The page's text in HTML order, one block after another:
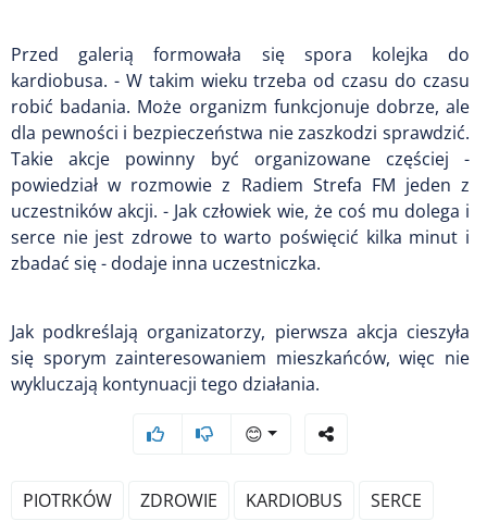
Przed galerią formowała się spora kolejka do
kardiobusa. - W takim wieku trzeba od czasu do czasu
robić badania. Może organizm funkcjonuje dobrze, ale
dla pewności i bezpieczeństwa nie zaszkodzi sprawdzić.
Takie akcje powinny być organizowane częściej -
powiedział w rozmowie z Radiem Strefa FM jeden z
uczestników akcji. - Jak człowiek wie, że coś mu dolega i
serce nie jest zdrowe to warto poświęcić kilka minut i
zbadać się - dodaje inna uczestniczka.
Jak podkreślają organizatorzy, pierwsza akcja cieszyła
się sporym zainteresowaniem mieszkańców, więc nie
wykluczają kontynuacji tego działania.
😊
PIOTRKÓW ZDROWIE KARDIOBUS
SERCE